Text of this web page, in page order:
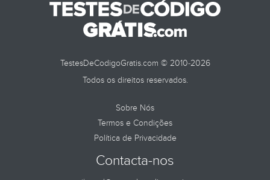
TestesDeCodigoGratis.com © 2010-2026
Todos os direitos reservados.
Sobre Nós
Termos e Condições
Política de Privacidade
Contacta-nos